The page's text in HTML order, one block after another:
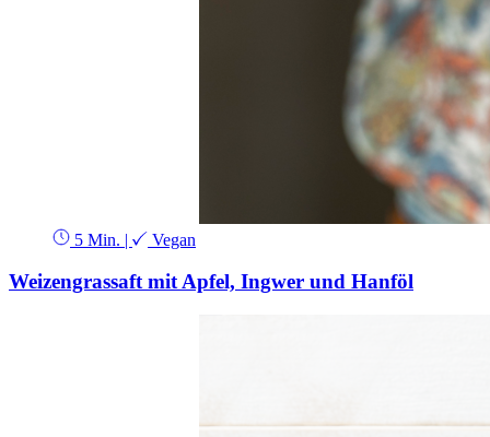
5 Min. | Vegan
Weizengrassaft mit Apfel, Ingwer und Hanföl